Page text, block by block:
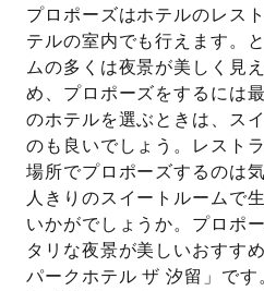
プロポーズはホテルのレス
テルの室内でも行えます。
ムの多くは夜景が美しく見
め、プロポーズをするには
のホテルを選ぶときは、ス
のも良いでしょう。レスト
場所でプロポーズするのは
人きりのスイートルームで
いかがでしょうか。プロポ
タリな夜景が美しいおすす
パークホテル ザ 汐留」で